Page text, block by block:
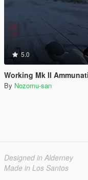
5.0
Working Mk II Ammunation for
By Nozomu-san
Designed in Alderney
Made in Los Santos